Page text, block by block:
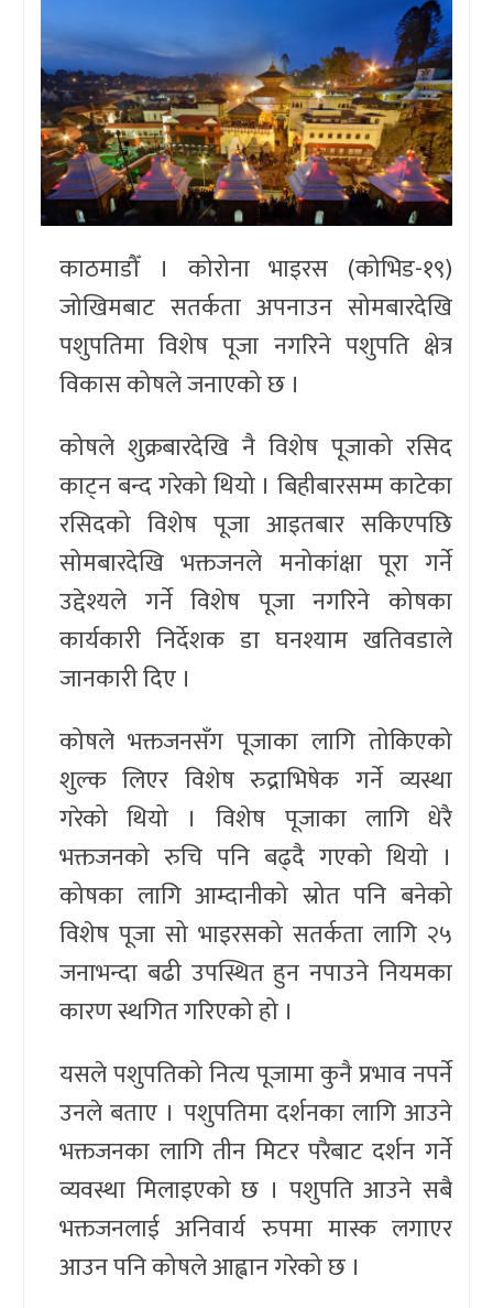
प्रवास/
विश्व
स्वास्थ्य/
रोचक
विचार/
काठमाडौँ । कोरोना भाइरस (कोभिड-१९)
जोखिमबाट सतर्कता अपनाउन सोमबारदेखि
पशुपतिमा विशेष पूजा नगरिने पशुपति क्षेत्र
विकास कोषले जनाएको छ ।
कोषले शुक्रबारदेखि नै विशेष पूजाको रसिद
काट्न बन्द गरेको थियो । बिहीबारसम्म काटेका
रसिदको विशेष पूजा आइतबार सकिएपछि
सोमबारदेखि भक्तजनले मनोकांक्षा पूरा गर्ने
उद्देश्यले गर्ने विशेष पूजा नगरिने कोषका
कार्यकारी निर्देशक डा घनश्याम खतिवडाले
जानकारी दिए ।
कोषले भक्तजनसँग पूजाका लागि तोकिएको
शुल्क लिएर विशेष रुद्राभिषेक गर्ने व्यस्था
गरेको थियो । विशेष पूजाका लागि धेरै
भक्तजनको रुचि पनि बढ्दै गएको थियो ।
कोषका लागि आम्दानीको स्रोत पनि बनेको
विशेष पूजा सो भाइरसको सतर्कता लागि २५
जनाभन्दा बढी उपस्थित हुन नपाउने नियमका
कारण स्थगित गरिएको हो ।
यसले पशुपतिको नित्य पूजामा कुनै प्रभाव नपर्ने
उनले बताए । पशुपतिमा दर्शनका लागि आउने
भक्तजनका लागि तीन मिटर परैबाट दर्शन गर्ने
व्यवस्था मिलाइएको छ । पशुपति आउने सबै
भक्तजनलाई अनिवार्य रुपमा मास्क लगाएर
आउन पनि कोषले आह्वान गरेको छ ।